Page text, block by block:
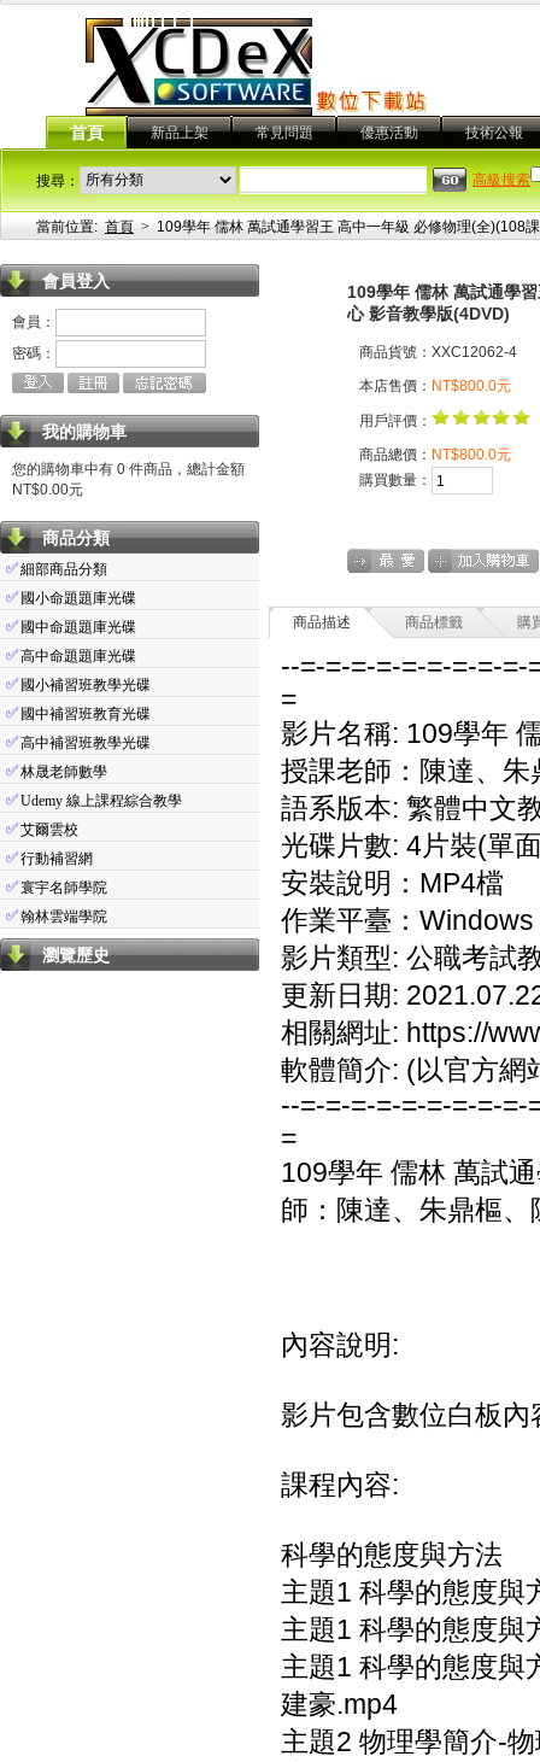
首頁 新品上架 常見問題 優惠活動 技術公報
搜尋： 高級搜索
當前位置: 首頁 > 109學年 儒林 萬試通學習王 高中一年級 必修物理(全)(108
會員登入
會員：
密碼：
我的購物車
您的購物車中有 0 件商品，總計金額
NT$0.00元
商品分類
✅細部商品分類
✅ 國小命題題庫光碟
✅ 國中命題題庫光碟
✅高中命題題庫光碟
✅ 國小補習班教學光碟
✅ 國中補習班教育光碟
✅高中補習班教學光碟
✅林晟老師數學
✅Udemy 線上課程綜合教學
✅艾爾雲校
✅行動補習網
✅寰宇名師學院
✅翰林雲端學院
瀏覽歷史
109學年 儒林 萬試通學
心 影音教學版(4DVD)
商品貨號：XXC12062-4
本店售價： NT$800.0元
用戶評價：
商品總價： NT$800.0元
購買數量：
商品描述 商品標籤 購
--=-=-=-=-=-=-=-=-=-
=
影片名稱: 109學年
授課老師：陳達、
語系版本: 繁體中文
光碟片數: 4片裝(單
安裝說明：MP4檔
作業平臺：
影片類型: 公職考試
更新日期:
相關網址: https://
軟體簡介: (以官方網
--=-=-=-=-=-=-=-=-=-
=
109學年 儒林 萬試
師：陳達、朱鼎樞
內容說明:
影片包含數位白板
課程內容:
科學的態度與方法
主題1 科學的態度與
主題1 科學的態度與
主題1 科學的態度與
建豪.mp4
主題2 物理學簡介-